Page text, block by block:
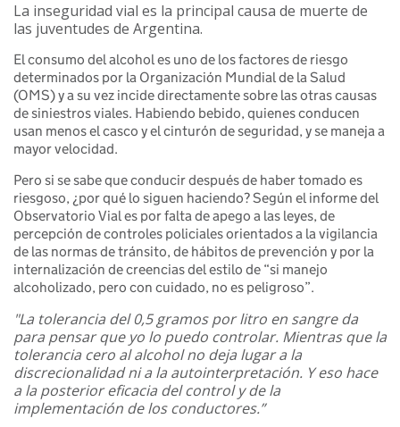
La inseguridad vial es la principal causa de muerte de
las juventudes de Argentina.
El consumo del alcohol es uno de los factores de riesgo
determinados por la Organización Mundial de la Salud
(OMS) y a su vez incide directamente sobre las otras causas
de siniestros viales. Habiendo bebido, quienes conducen
usan menos el casco y el cinturón de seguridad, y se maneja a
mayor velocidad.
Pero si se sabe que conducir después de haber tomado es
riesgoso, ¿por qué lo siguen haciendo? Según el informe del
Observatorio Vial es por falta de apego a las leyes, de
percepción de controles policiales orientados a la vigilancia
de las normas de tránsito, de hábitos de prevención y por la
internalización de creencias del estilo de “si manejo
alcoholizado, pero con cuidado, no es peligroso”.
"La tolerancia del 0,5 gramos por litro en sangre da
para pensar que yo lo puedo controlar. Mientras que la
tolerancia cero al alcohol no deja lugar a la
discrecionalidad ni a la autointerpretación. Y eso hace
a la posterior eficacia del control y de la
implementación de los conductores.”